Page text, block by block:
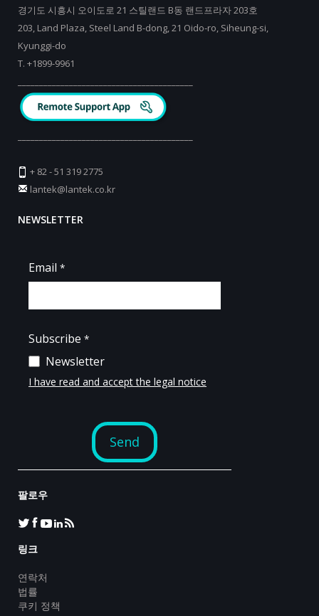
경기도 시흥시 오이도로 21 스틸랜드 B동 랜드프라자 203호
203, Land Plaza, Steel Land B-dong, 21 Oido-ro, Siheung-si,
Kyunggi-do
T. +1899-9961
+ 82 - 51 319 2775
lantek@lantek.co.kr
NEWSLETTER
팔로우
링크
연락처
법률
쿠키 정책